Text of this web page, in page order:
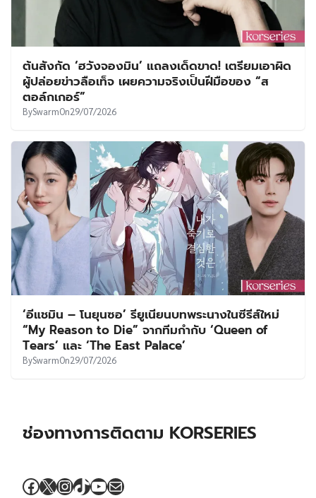
ต้นสังกัด ‘ฮวังจองมิน’ แถลงเด็ดขาด! เตรียมเอาผิด
ผู้ปล่อยข่าวลือเท็จ เผยความจริงเป็นฝีมือของ “ส
ตอล์กเกอร์”
BySwarmOn29/07/2026
‘อีแชมิน – โนยุนซอ’ รียูเนียนบทพระนางในซีรีส์ใหม่
“My Reason to Die” จากทีมกำกับ ‘Queen of
Tears’ และ ‘The East Palace’
BySwarmOn29/07/2026
ช่องทางการติดตาม KORSERIES
Facebook
X Instagram
TikTok
YouTube
Mail